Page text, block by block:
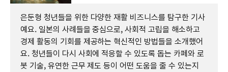
은둔형 청년들을 위한 다양한 재활 비즈니스를 탐구한 기사
예요. 일본의 사례들을 중심으로, 사회적 고립을 해소하고
경제 활동의 기회를 제공하는 혁신적인 방법들을 소개했어
요. 청년들이 다시 사회에 적응할 수 있도록 돕는 카페와 로
봇 기술, 유연한 근무 제도 등이 어떤 도움을 줄 수 있는지